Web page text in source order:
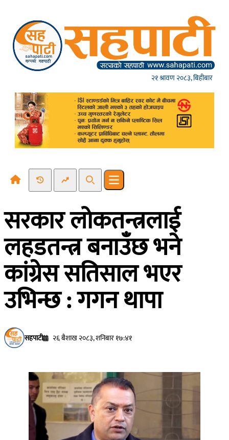
२१ श्रावण २०८३, बिहीबार
Recent NewsTrending News
SearchOpen main menu
सरकार लोकतन्त्रलाई
लहडतन्त्र बनाउँछ भने
कांग्रेस सतिसाल भएर
उभिन्छ : गगन थापा
सहपाटी २६ बैशाख २०८३, शनिबार १७:४१